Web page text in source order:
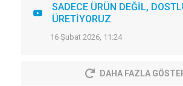
SADECE ÜRÜN DEĞİL,
ÜRETİYORUZ
16 Şubat 2026, 11:24
DAHA FAZLA